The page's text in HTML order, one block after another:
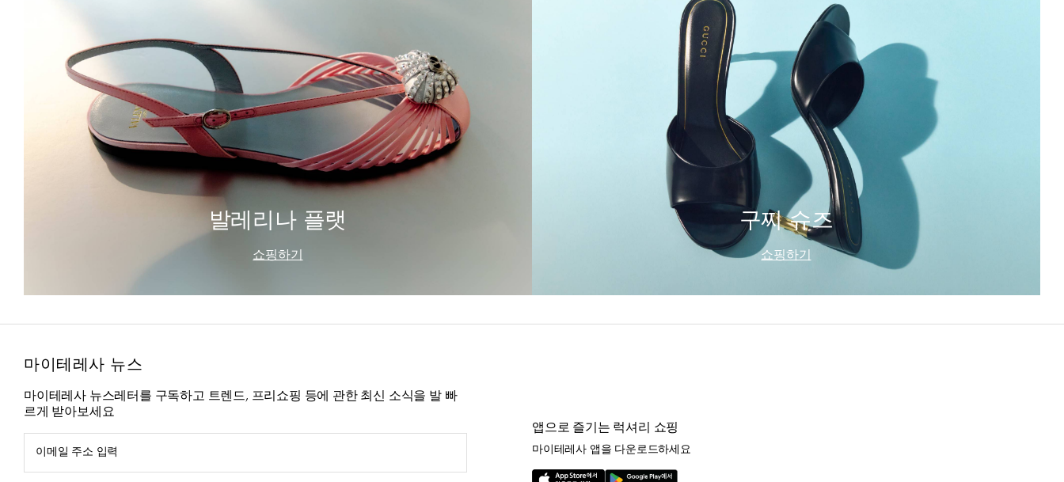
발레리나 플랫
쇼핑하기
구찌 슈즈
쇼핑하기
마이테레사 뉴스
마이테레사 뉴스레터를 구독하고 트렌드, 프리쇼핑 등에 관한 최신 소식을 발 빠
르게 받아보세요
이메일 주소 입력
앱으로 즐기는 럭셔리 쇼핑
마이테레사 앱을 다운로드하세요